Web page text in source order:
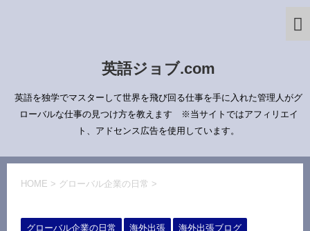
英語ジョブ.com
英語を独学でマスターして世界を飛び回る仕事を手に入れた管理人がグ
ローバルな仕事の見つけ方を教えます ※当サイトではアフィリエイ
ト、アドセンス広告を使用しています。
HOME > グローバル企業の日常 >
グローバル企業の日常 海外出張 海外出張ブログ